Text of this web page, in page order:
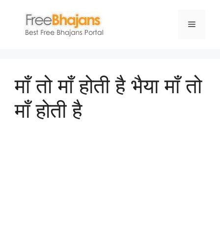
content
Menu
माँ तो माँ होती है भैया माँ तो
माँ होती है